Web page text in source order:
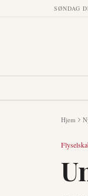
SØNDAG
Hjem